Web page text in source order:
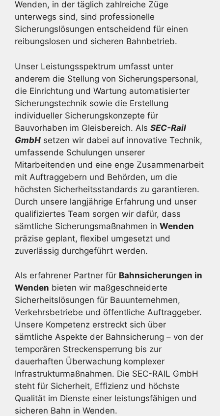
Wenden, in der täglich zahlreiche Züge
unterwegs sind, sind professionelle
Sicherungslösungen entscheidend für einen
reibungslosen und sicheren Bahnbetrieb.
Unser Leistungsspektrum umfasst unter
anderem die Stellung von Sicherungspersonal,
die Einrichtung und Wartung automatisierter
Sicherungstechnik sowie die Erstellung
individueller Sicherungskonzepte für
Bauvorhaben im Gleisbereich. Als SEC-Rail
GmbH setzen wir dabei auf innovative Technik,
umfassende Schulungen unserer
Mitarbeitenden und eine enge Zusammenarbeit
mit Auftraggebern und Behörden, um die
höchsten Sicherheitsstandards zu garantieren.
Durch unsere langjährige Erfahrung und unser
qualifiziertes Team sorgen wir dafür, dass
sämtliche Sicherungsmaßnahmen in Wenden
präzise geplant, flexibel umgesetzt und
zuverlässig durchgeführt werden.
Als erfahrener Partner für Bahnsicherungen in
Wenden bieten wir maßgeschneiderte
Sicherheitslösungen für Bauunternehmen,
Verkehrsbetriebe und öffentliche Auftraggeber.
Unsere Kompetenz erstreckt sich über
sämtliche Aspekte der Bahnsicherung – von der
temporären Streckensperrung bis zur
dauerhaften Überwachung komplexer
Infrastrukturmaßnahmen. Die SEC-RAIL GmbH
steht für Sicherheit, Effizienz und höchste
Qualität im Dienste einer leistungsfähigen und
sicheren Bahn in Wenden.